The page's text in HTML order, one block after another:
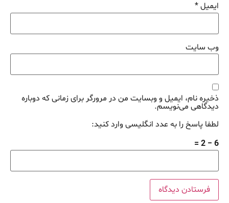
ایمیل*
وب‌ سایت
ذخیره نام، ایمیل و وبسایت من در مرورگر برای زمانی که دوباره
دیدگاهی می‌نویسم.
لطفا پاسخ را به عدد انگلیسی وارد کنید:
6 − 2 =